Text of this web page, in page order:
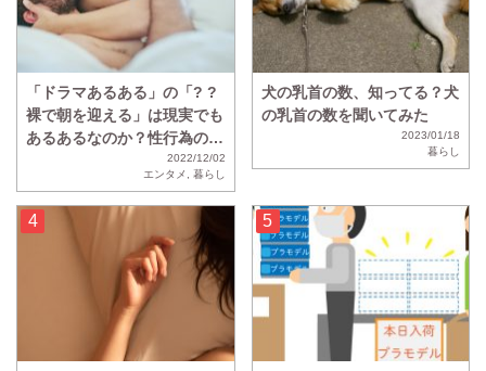
「ドラマあるある」の「? ?
裸で朝を迎える」は現実でも
あるあるなのか？性行為のあ
と「? ?裸で寝る」と回答し
た人の割合は・・・？
2022/12/02
エンタメ
暮らし
犬の乳首の数、知ってる？犬
の乳首の数を聞いてみた
2023/01/18
暮らし